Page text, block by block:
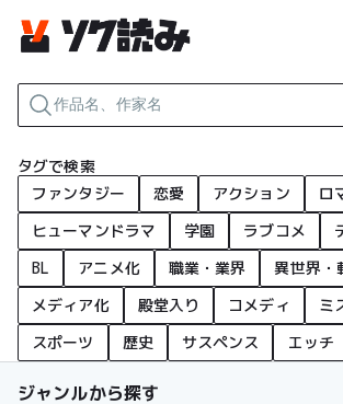
タグで検索
ファンタジー
恋愛 アクション
ロ
ヒューマンドラマ
学園 ラブコメ
BL
アニメ化 職業・業界
異世界・
メディア化
殿堂入り コメディ
ミ
スポーツ
歴史 サスペンス エッチ
ジャンルから探す